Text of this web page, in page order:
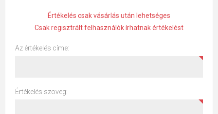
Értékelés csak vásárlás után lehetséges
Csak regisztrált felhasználók írhatnak értékelést
Az értékelés címe:
Értékelés szöveg: